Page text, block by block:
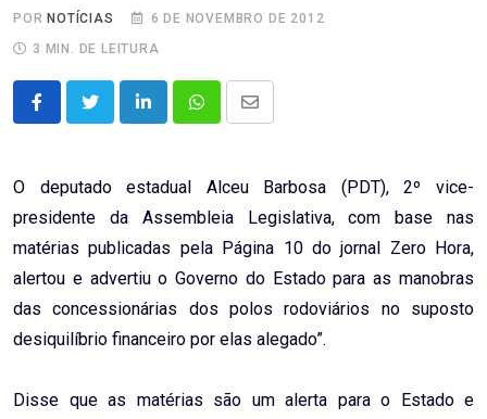
POR NOTÍCIAS
6 DE NOVEMBRO DE 2012
3 MIN. DE LEITURA
LinkedInWhatsappShare
Email
O deputado estadual Alceu Barbosa (PDT), 2º vice-
presidente da Assembleia Legislativa, com base nas
matérias publicadas pela Página 10 do jornal Zero Hora,
alertou e advertiu o Governo do Estado para as manobras
das concessionárias dos polos rodoviários no suposto
desiquilíbrio financeiro por elas alegado”.
Disse que as matérias são um alerta para o Estado e